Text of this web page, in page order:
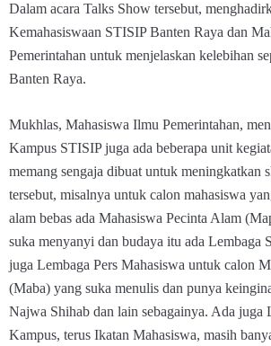
Dalam acara Talks Show tersebut,
Kemahasiswaan STISIP Banten Raya dan
Pemerintahan untuk menjelaskan kelebihan
Banten Raya.
Mukhlas, Mahasiswa Ilmu Pemerintahan,
Kampus STISIP juga ada beberapa unit
memang sengaja dibuat untuk meningkatkan
tersebut, misalnya untuk calon mahasiswa
alam bebas ada Mahasiswa Pecinta Alam
suka menyanyi dan budaya itu ada Lembaga
juga Lembaga Pers Mahasiswa untuk calon
(Maba) yang suka menulis dan punya
Najwa Shihab dan lain sebagainya. Ada juga
Kampus, terus Ikatan Mahasiswa, masih